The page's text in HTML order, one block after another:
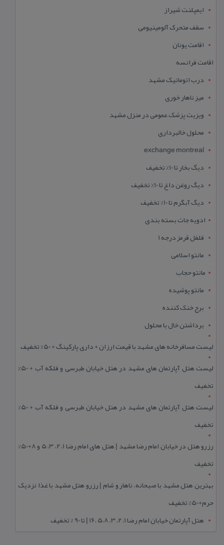
ایمپلنت شیراز
سقف متحرک آلومینیومی
اقامت یونان
اقامت فرانسه
درب اتوماتیک مشهد
میز ناهار خوری
ویزیت پزشک عمومی در منزل مشهد
محلول خالبرداری
exchange montreal
دیگ بخار تا 10% تخفیف
دیگ روغن داغ تا 10% تخفیف
دیگ آبگرم تا 10% تخفیف
ادویه جات بسته بندی
فلفل قرمز درجه 1
مانتو اسلامی
مانتو حجاب
مانتو پوشیده
برج خنک کننده
برداشتن خال با محلول
لیست مسافرخانه های مشهد با قیمت ارزان + داری پارکینگ + 50% تخفیف
لیست هتل آپارتمان های مشهد در هتل خیابان طبرسی و فلکه آب + 50%
تخفیف
لیست هتل آپارتمان های مشهد در هتل خیابان طبرسی و فلکه آب + 50%
تخفیف
رزرو هتل در خیابان امام رضا مشهد | هتل‌ های امام رضا 1، 2، 3، 5 و 8+50%
تخفیف
بهترین هتل مشهد با صبحانه، ناهار و شام | رزرو هتل مشهد با غذا نزدیک
حرم+50% تخفیف
هتل آپارتمان خیابان امام رضا 1، 2، 3، 5،8 ،16 | تا 90 % تخفیف